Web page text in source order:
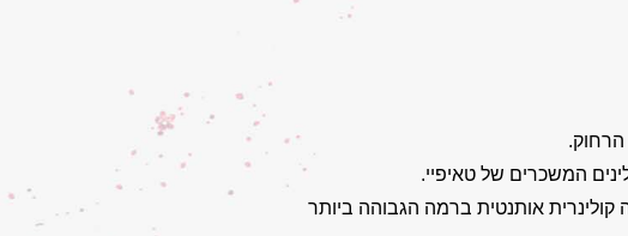
המשכרים של טאיפיי.
קולינרית אותנטית ברמה הגבוהה ביותר